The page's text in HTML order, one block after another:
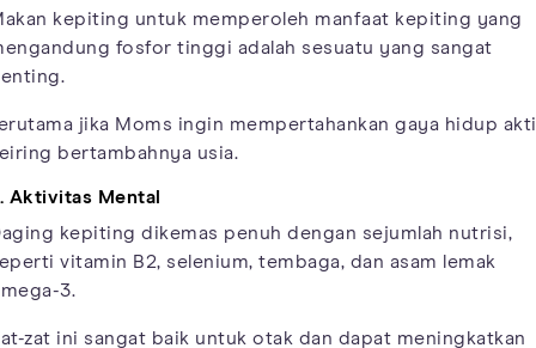
kepiting untuk memperoleh manfaat kepiting yang
fosfor tinggi adalah sesuatu yang sangat
jika Moms ingin mempertahankan gaya hidup
bertambahnya usia.
Aktivitas Mental
kepiting dikemas penuh dengan sejumlah nutrisi,
vitamin B2, selenium, tembaga, dan asam lemak
3.
zat ini sangat baik untuk otak dan dapat meningkatkan